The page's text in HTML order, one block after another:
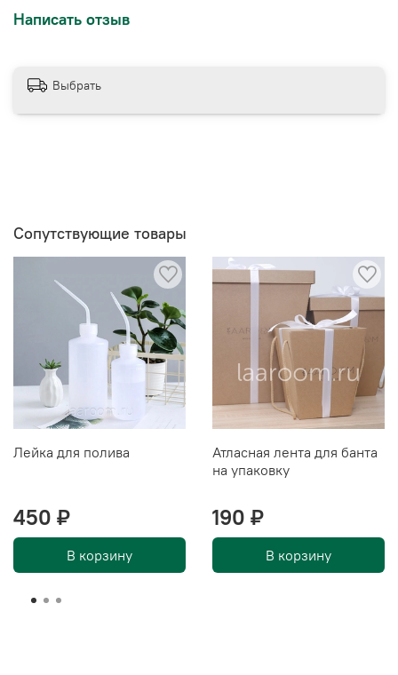
Написать отзыв
Выбрать
Сопутствующие товары
Лейка для полива
450 ₽
В корзину
Атласная лента для банта
на упаковку
190 ₽
В корзину